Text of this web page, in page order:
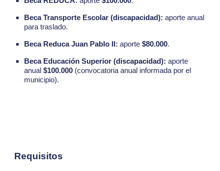
Beca Transporte Escolar (discapacidad): aporte anual
para traslado.
Beca Reduca Juan Pablo II: aporte$80.000.
Beca Educación Superior (discapacidad): aporte
anual$100.000 (convocatoria anual informada por el
municipio).
Requisitos